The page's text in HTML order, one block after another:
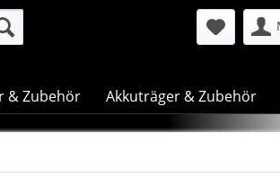
& Zubehör Akkuträger & Zubehör